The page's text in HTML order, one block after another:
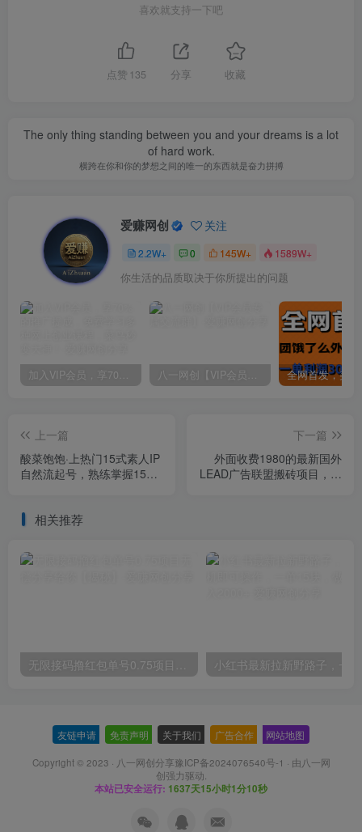
喜欢就支持一下吧
点赞 135 分享 收藏
The only thing standing between you and your dreams is a lot
of hard work.
横跨在你和你的梦想之间的唯一的东西就是奋力拼搏
爱赚网创 关注
2.2W+ 0 145W+ 1589W+
你生活的品质取决于你所提出的问题
加入VIP会员，享70%的推广提成，免费学习多种网上创业课程，菜鸟秒变大神！ 八一网创【VIP会员专属交流群】
上一篇
酸菜饱饱·上热门15式素人IP
自然流起号，熟练掌握15种
下一篇
外面收费1980的最新国外
LEAD广告联盟搬砖项目，单
相关推荐
无限接码撸红包单号0.75项目无偿分享给你【揭秘】
友链申请 免责声明 关于我们 广告合作 网站地图
Copyright © 2023 · 八一网创分享豫ICP备2024076540号-1 · 由八一网
创强力驱动.
本站已安全运行: 1637天15小时1分11秒